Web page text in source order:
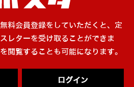
料会員登録をしていただくと、定
レターを受け取ることができま
閲覧することも可能になります。
ログイン